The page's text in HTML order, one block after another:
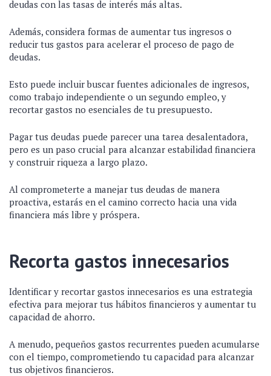
deudas con las tasas de interés más altas.
Además, considera formas de aumentar tus ingresos o
reducir tus gastos para acelerar el proceso de pago de
deudas.
Esto puede incluir buscar fuentes adicionales de ingresos,
como trabajo independiente o un segundo empleo, y
recortar gastos no esenciales de tu presupuesto.
Pagar tus deudas puede parecer una tarea desalentadora,
pero es un paso crucial para alcanzar estabilidad financiera
y construir riqueza a largo plazo.
Al comprometerte a manejar tus deudas de manera
proactiva, estarás en el camino correcto hacia una vida
financiera más libre y próspera.
Recorta gastos innecesarios
Identificar y recortar gastos innecesarios es una estrategia
efectiva para mejorar tus hábitos financieros y aumentar tu
capacidad de ahorro.
A menudo, pequeños gastos recurrentes pueden acumularse
con el tiempo, comprometiendo tu capacidad para alcanzar
tus objetivos financieros.